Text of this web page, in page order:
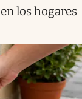
los hogares